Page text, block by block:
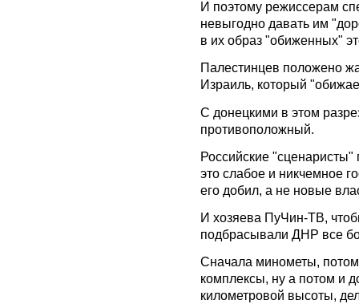
И поэтому режиссерам
невыгодно давать им
в их образ "обиженных"
Палестинцев положено
Израиль, который
С донецкими в этом
противоположный.
Российские "сценаристы"
это слабое и никчемное
его добил, а не новые
И хозяева ПуЧин-ТВ,
подбрасывали ДНР все
Сначала минометы,
комплексы, ну а потом и
километровой высоты,